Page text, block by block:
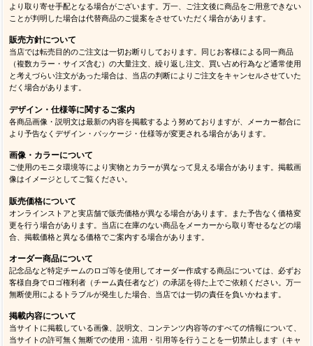
より取り寄せ手配となる場合がございます。万一、ご注文後に商品をご用意できない
ことが判明した場合は代替商品のご提案をさせていただく場合があります。
販売方針について
当店では転売目的のご注文は一切お断りしております。同じお客様による同一商品
（複数カラー・サイズ含む）の大量注文、繰り返し注文、買い占め行為など通常使用
と考えづらい注文があった場合は、当店の判断によりご注文をキャンセルさせていた
だく場合があります。
デザイン・仕様等に関するご案内
各商品画像・説明文は最新の内容を掲載するよう努めておりますが、メーカー都合に
より予告なくデザイン・パッケージ・仕様等が変更される場合があります。
画像・カラーについて
ご使用のモニタ環境等により実物とカラーが異なって見える場合があります。掲載画
像はイメージとしてご覧ください。
販売価格について
オンラインストアと実店舗で販売価格が異なる場合があります。また予告なく価格変
更を行う場合があります。当店に在庫のない商品をメーカーから取り寄せるなどの場
合、掲載価格と異なる価格でご案内する場合があります。
オーダー商品について
記念品など特定チームのロゴ等を使用してオーダー作成する商品については、必ずお
客様自身でロゴ権利者（チーム責任者など）の承諾を得た上でご依頼ください。万一
無断使用によるトラブルが発生した場合、当店では一切の責任を負いかねます。
掲載内容について
当サイトに掲載している画像、説明文、コンテンツ内容等のすべての情報について、
当サイトの許可無く無断での使用・流用・引用等を行うことを一切禁止します（キャ